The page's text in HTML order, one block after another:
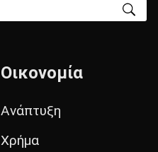
Οικονομία
Ανάπτυξη
Χρήμα